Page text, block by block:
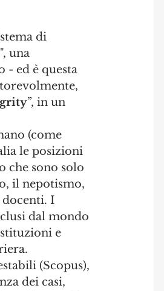
di
una
- ed è questa
”, in un
(come
le posizioni
che sono solo
il nepotismo,
I
dal mondo
e
(Scopus),
dei casi,